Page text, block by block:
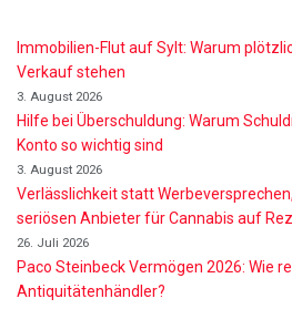
Immobilien-Flut auf Sylt: Warum
Verkauf stehen
3. August 2026
Hilfe bei Überschuldung: Warum
Konto so wichtig sind
3. August 2026
Verlässlichkeit statt
seriösen Anbieter für Cannabis auf
26. Juli 2026
Paco Steinbeck Vermögen 2026: Wie
Antiquitätenhändler?